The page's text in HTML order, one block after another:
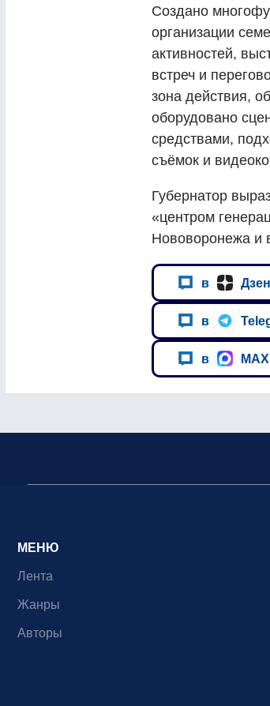
Создано
организации
активностей,
встреч и
зона действия,
оборудовано
средствами,
съёмок и
Губернатор
«центром
Нововоронежа и
в Дзен.
в
в MAX.
МЕНЮ
Лента
Жанры
Авторы